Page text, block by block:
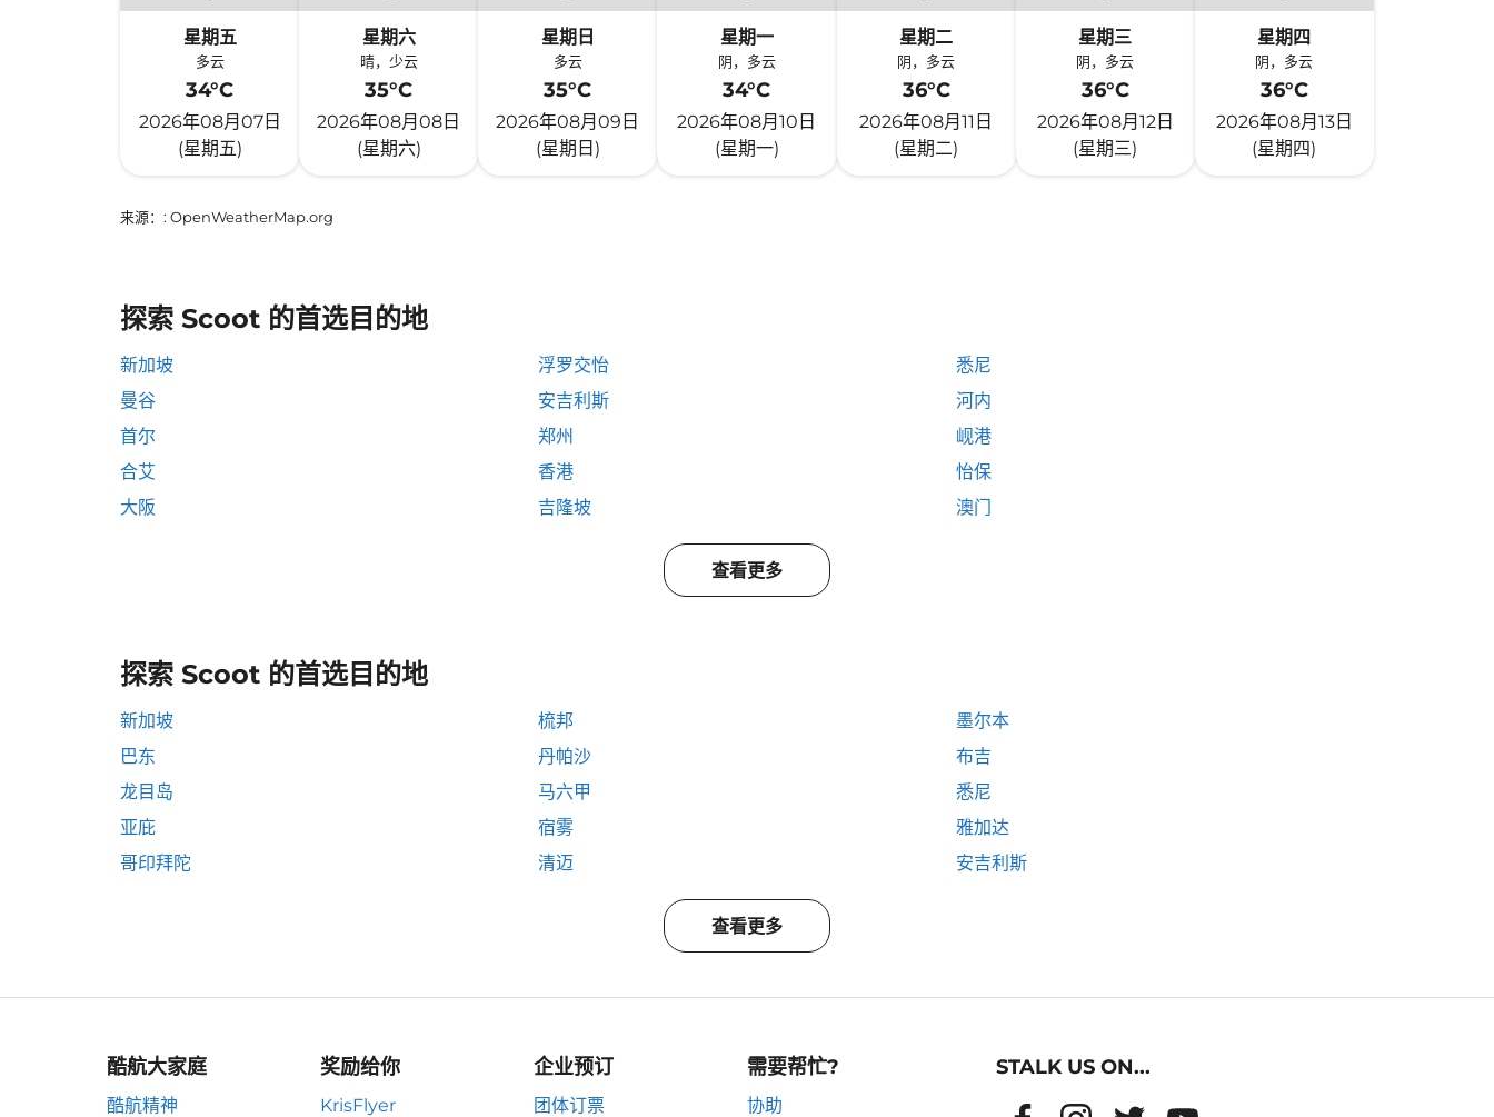
星期五
多云
34°C
2026年08月07日
(星期五)
星期六
晴，少云
35°C
2026年08月08日
(星期六)
星期日
多云
35°C
2026年08月09日
(星期日)
星期一
阴，多云
34°C
2026年08月10日
(星期一)
星期二
阴，多云
36°C
2026年08月11日
(星期二)
星期三
阴，多云
36°C
2026年08月12日
(星期三)
星期四
阴，多云
36°C
2026年08月13日
(星期四)
来源： : OpenWeatherMap.org
探索 Scoot 的首选目的地
新加坡 浮罗交怡
悉尼
曼谷
安吉利斯
河内
首尔
郑州
岘港
合艾
香港
怡保
大阪
吉隆坡 澳门
查看更多
探索 Scoot 的首选目的地
新加坡 梳邦
墨尔本
巴东
丹帕沙
布吉
龙目岛
马六甲
悉尼
亚庇
宿雾
雅加达
哥印拜陀
清迈 安吉利斯
查看更多
酷航大家庭
酷航精神
奖励给你
KrisFlyer
企业预订
团体订票
需要帮忙?
协助
STALK US ON...